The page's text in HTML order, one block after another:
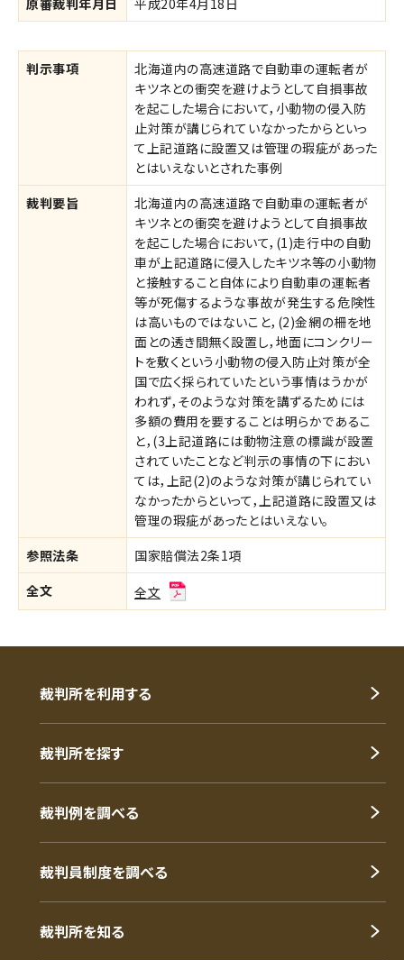
判示事項
北海道内の高速道路で自動車の運転者が
キツネとの衝突を避けようとして自損事故
を起こした場合において，小動物の侵入防
止対策が講じられていなかったからといっ
て上記道路に設置又は管理の瑕疵があった
とはいえないとされた事例
裁判要旨
北海道内の高速道路で自動車の運転者が
キツネとの衝突を避けようとして自損事故
を起こした場合において，(1)走行中の自動
車が上記道路に侵入したキツネ等の小動物
と接触すること自体により自動車の運転者
等が死傷するような事故が発生する危険性
は高いものではないこと，(2)金網の柵を地
面との透き間無く設置し，地面にコンクリー
トを敷くという小動物の侵入防止対策が全
国で広く採られていたという事情はうかが
われず，そのような対策を講ずるためには
多額の費用を要することは明らかであるこ
と，(3上記道路には動物注意の標識が設置
されていたことなど判示の事情の下におい
ては，上記(2)のような対策が講じられてい
なかったからといって，上記道路に設置又は
管理の瑕疵があったとはいえない。
参照法条
国家賠償法2条1項
全文
全文
裁判所を利用する
裁判所を探す
裁判例を調べる
裁判員制度を調べる
裁判所を知る